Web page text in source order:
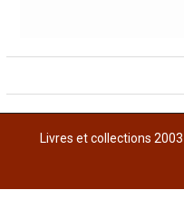
Livres et collections